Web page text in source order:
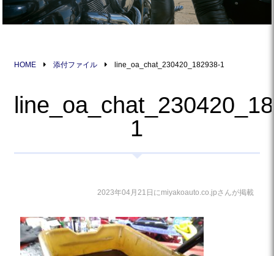
HOME 添付ファイル line_oa_chat_230420_182938-1
1
2023年04月21日にmiyakoauto.co.jpさんが掲載